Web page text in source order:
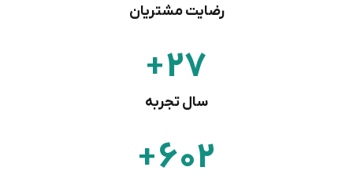
رضایت مشتریان
36
+
سال تجربه
803
+